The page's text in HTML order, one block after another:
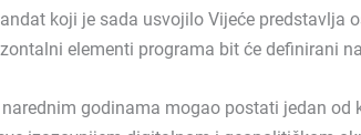
koji je sada usvojilo Vijeće predstavlja
elementi programa bit će definirani
narednim godinama mogao postati jedan